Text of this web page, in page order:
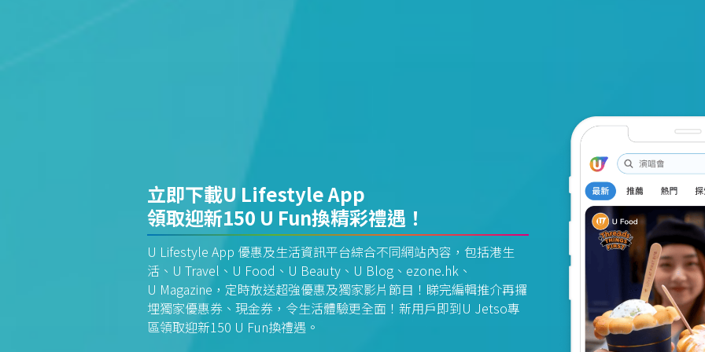
立即下載U Lifestyle App
領取迎新150 U Fun換精彩禮遇！
U Lifestyle App 優惠及生活資訊平台綜合不同網站內容，包括港生
活、U Travel、U Food、U Beauty、U Blog、ezone.hk、
U Magazine，定時放送超強優惠及獨家影片節目！睇完編輯推介再攞
埋獨家優惠券、現金券，令生活體驗更全面！新用戶即到U Jetso專
區領取迎新150 U Fun換禮遇。